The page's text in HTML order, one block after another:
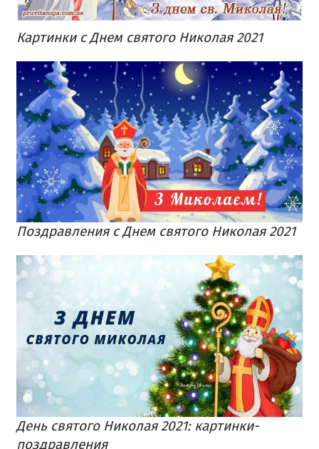
Картинки с Днем святого Николая 2021
Поздравления с Днем святого Николая 2021
День святого Николая 2021: картинки-
поздравления